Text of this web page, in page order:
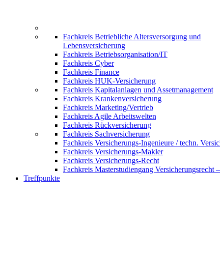
Fachkreis Betriebliche Altersversorgung und
Lebensversicherung
Fachkreis Betriebsorganisation/IT
Fachkreis Cyber
Fachkreis Finance
Fachkreis HUK-Versicherung
Fachkreis Kapitalanlagen und Assetmanagement
Fachkreis Krankenversicherung
Fachkreis Marketing/Vertrieb
Fachkreis Agile Arbeitswelten
Fachkreis Rückversicherung
Fachkreis Sachversicherung
Fachkreis Versicherungs-Ingenieure / techn.
Fachkreis Versicherungs-Makler
Fachkreis Versicherungs-Recht
Fachkreis Masterstudiengang Versicherungsrecht
Treffpunkte